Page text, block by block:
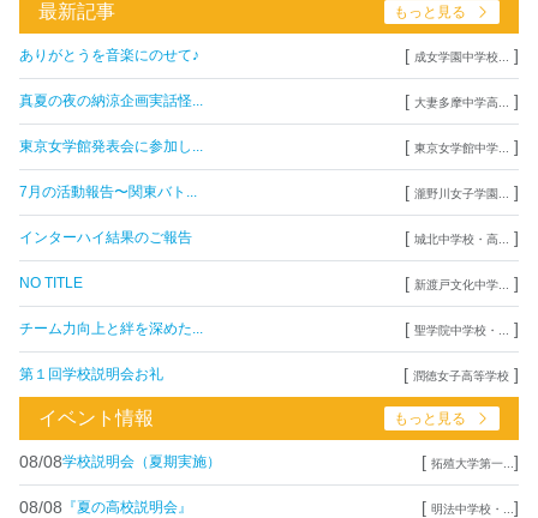
最新記事 もっと見る
ありがとうを音楽にのせて♪ [ 成女学園中学校... ]
真夏の夜の納涼企画実話怪... [ 大妻多摩中学高... ]
東京女学館発表会に参加し... [ 東京女学館中学... ]
7月の活動報告〜関東バト... [ 瀧野川女子学園... ]
インターハイ結果のご報告 [ 城北中学校・高... ]
NO TITLE [ 新渡戸文化中学... ]
チーム力向上と絆を深めた... [ 聖学院中学校・... ]
第１回学校説明会お礼 [ 潤徳女子高等学校 ]
イベント情報 もっと見る
08/08学校説明会（夏期実施） [ 拓殖大学第一... ]
08/08 『夏の高校説明会』 [ 明法中学校・... ]